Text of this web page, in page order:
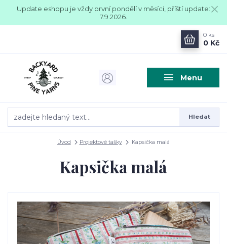
Update eshopu je vždy první pondělí v měsíci, příští update:
7.9.2026.
Menu
Hledat
0 ks
0 Kč
Úvod Projektové tašky Kapsička malá
Kapsička malá